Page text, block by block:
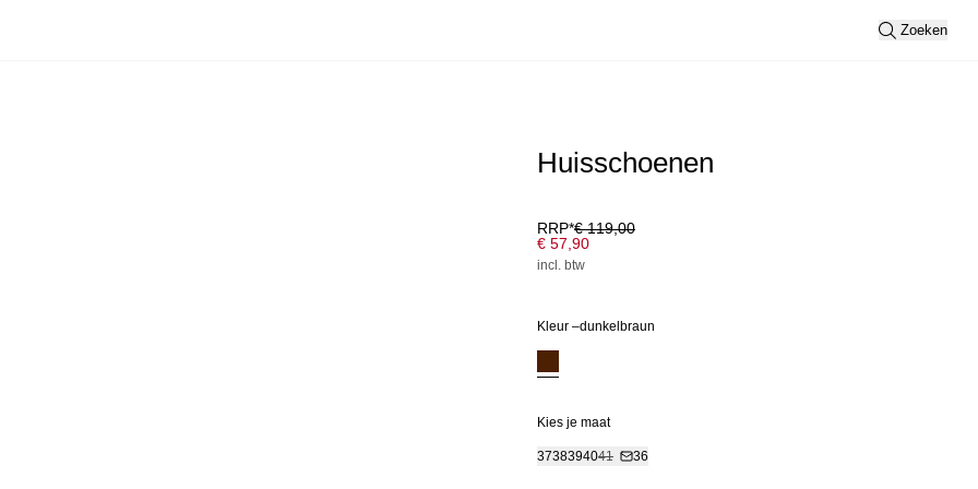
Zoeken
Huisschoenen
RRP*€ 119,00
€ 57,90
incl. btw
Kleur –dunkelbraun
Kies je maat
3738394041 36